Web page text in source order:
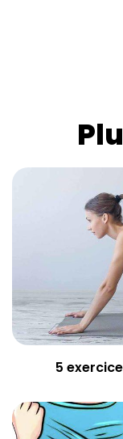
5